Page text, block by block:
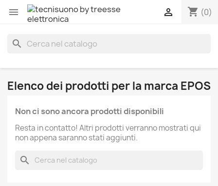
 shopping_cart (0)

search
Elenco dei prodotti per la marca EPOS
Non ci sono ancora prodotti disponibili
Resta in contatto! Altri prodotti verranno mostrati qui
non appena saranno stati aggiunti.
search